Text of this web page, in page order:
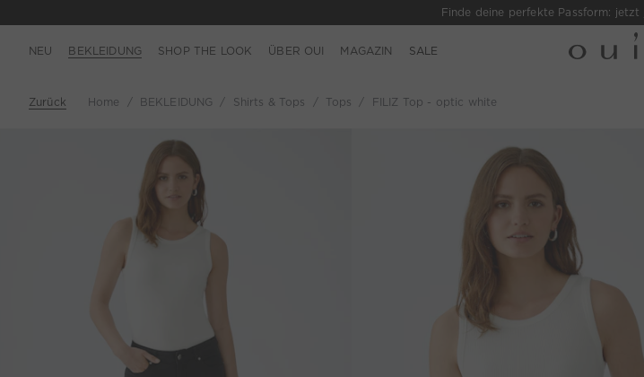
Finde deine perfekte Passform: jetzt
NEU BEKLEIDUNG SHOP THE LOOK ÜBER OUI MAGAZIN SALE
Zurück Home BEKLEIDUNG Shirts & Tops Tops FILIZ Top - optic white